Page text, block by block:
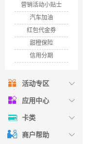
营销活动小贴士
汽车加油
红包代金券
甜橙保险
信用分期
活动专区
应用中心
卡类
商户帮助